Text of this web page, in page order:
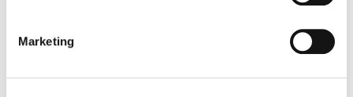
Marketing